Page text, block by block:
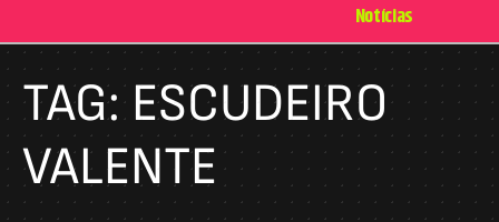
Notícias
TAG:ESCUDEIRO
VALENTE